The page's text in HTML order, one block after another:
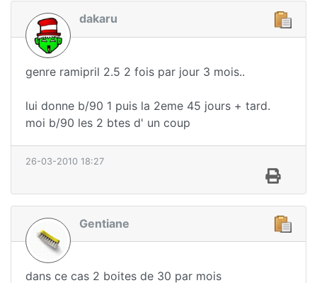
dakaru
genre ramipril 2.5 2 fois par jour 3 mois..
lui donne b/90 1 puis la 2eme 45 jours + tard.
moi b/90 les 2 btes d' un coup
26-03-2010 18:27
Gentiane
dans ce cas 2 boites de 30 par mois